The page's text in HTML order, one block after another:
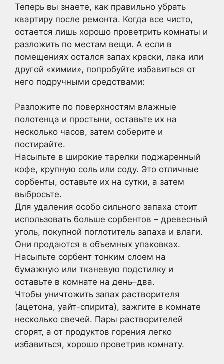
Теперь вы знаете, как правильно убрать
квартиру после ремонта. Когда все чисто,
остается лишь хорошо проветрить комнаты и
разложить по местам вещи. А если в
помещениях остался запах краски, лака или
другой «химии», попробуйте избавиться от
него подручными средствами:
Разложите по поверхностям влажные
полотенца и простыни, оставьте их на
несколько часов, затем соберите и
постирайте.
Насыпьте в широкие тарелки поджаренный
кофе, крупную соль или соду. Это отличные
сорбенты, оставьте их на сутки, а затем
выбросьте.
Для удаления особо сильного запаха стоит
использовать больше сорбентов – древесный
уголь, покупной поглотитель запаха и влаги.
Они продаются в объемных упаковках.
Насыпьте сорбент тонким слоем на
бумажную или тканевую подстилку и
оставьте в комнате на день–два.
Чтобы уничтожить запах растворителя
(ацетона, уайт-спирита), зажгите в комнате
несколько свечей. Пары растворителей
сгорят, а от продуктов горения легко
избавиться, хорошо проветрив комнату.